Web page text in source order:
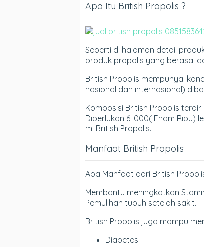
Apa Itu British Propolis ?
Seperti di halaman detail
produk propolis yang berasal
British Propolis mempunyai
nasional dan internasional)
Komposisi British Propolis
Diperlukan 6. 000( Enam Ribu)
ml British Propolis.
Manfaat British Propolis
Apa Manfaat dari British
Membantu meningkatkan
Pemulihan tubuh setelah sakit.
British Propolis juga mampu
Diabetes